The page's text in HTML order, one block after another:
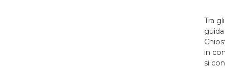
Tra
in
si